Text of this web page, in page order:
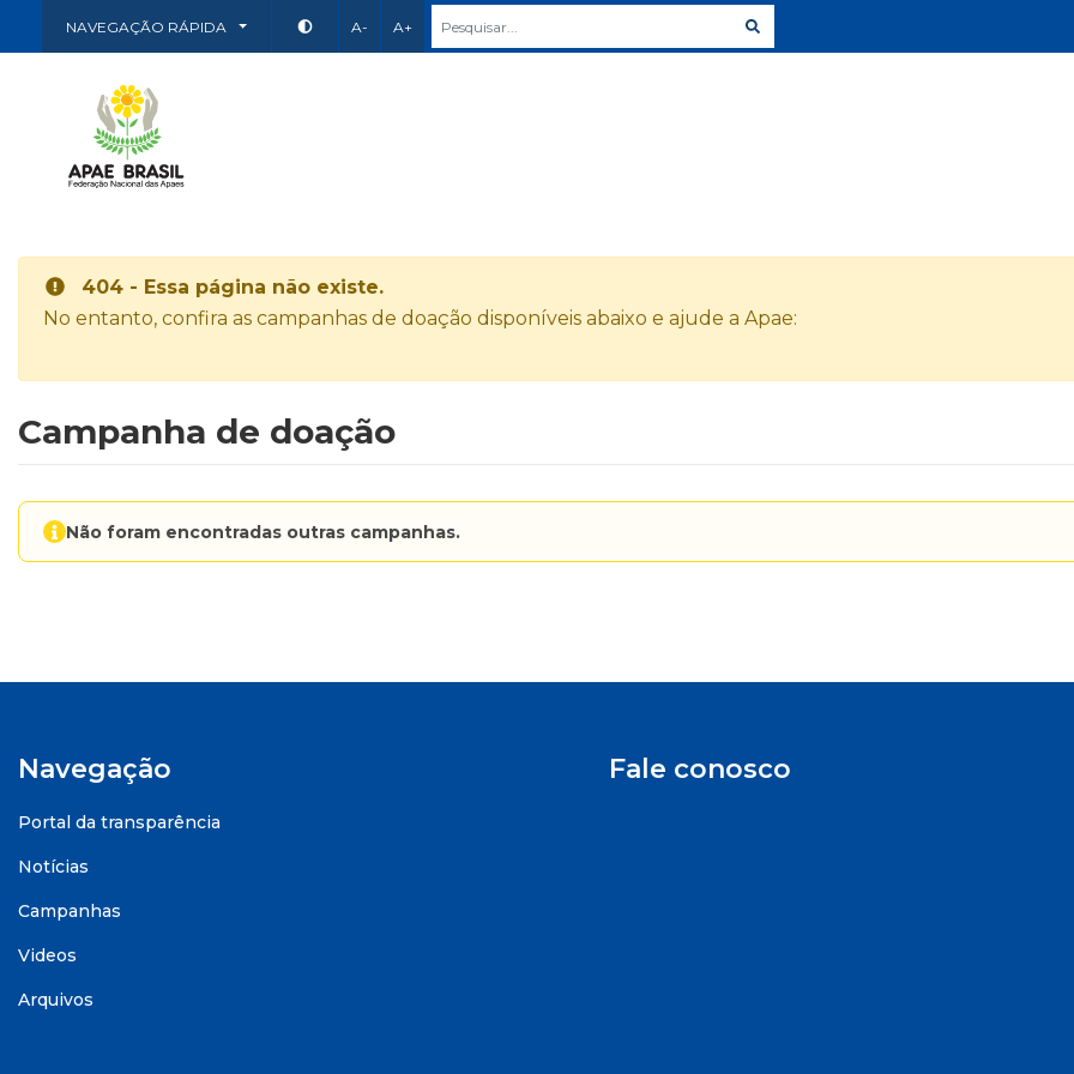
NAVEGAÇÃO RÁPIDA A- A+
404 - Essa página não existe.
No entanto, confira as campanhas de doação disponíveis abaixo e ajude a Apae:
Campanha de doação
Não foram encontradas outras campanhas.
Navegação
Portal da transparência
Notícias
Campanhas
Videos
Arquivos
Fale conosco